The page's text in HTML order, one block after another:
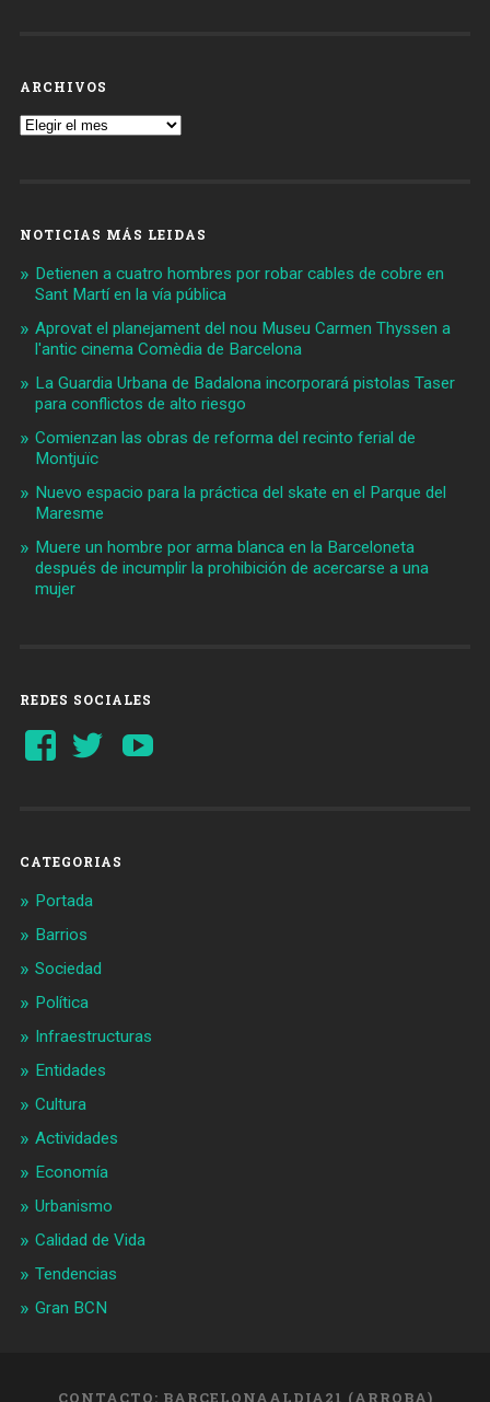
ARCHIVOS
Archivos
NOTICIAS MÁS LEIDAS
Detienen a cuatro hombres por robar cables de cobre en
Sant Martí en la vía pública
Aprovat el planejament del nou Museu Carmen Thyssen a
l'antic cinema Comèdia de Barcelona
La Guardia Urbana de Badalona incorporará pistolas Taser
para conflictos de alto riesgo
Comienzan las obras de reforma del recinto ferial de
Montjuïc
Nuevo espacio para la práctica del skate en el Parque del
Maresme
Muere un hombre por arma blanca en la Barceloneta
después de incumplir la prohibición de acercarse a una
mujer
REDES SOCIALES
Ver
perfil
Ver
perfil
CATEGORIAS
Portada
Barrios
Sociedad
Política
Infraestructuras
Entidades
Cultura
Actividades
Economía
Urbanismo
Calidad de Vida
Tendencias
Gran BCN
CONTACTO: BARCELONAALDIA21 (ARROBA)